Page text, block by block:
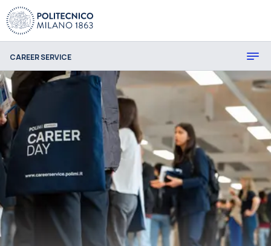
CAREER SERVICE